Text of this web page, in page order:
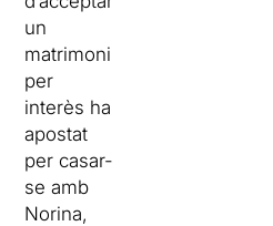
un
matrimoni
per
interès ha
apostat
per casar-
se amb
Norina,